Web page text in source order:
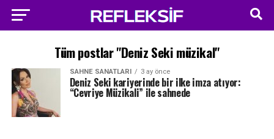
Tüm postlar "Deniz Seki müzikal"
SAHNE SANATLARI 3 ay önce
Deniz Seki kariyerinde bir ilke imza atıyor:
“Cevriye Müzikali” ile sahnede